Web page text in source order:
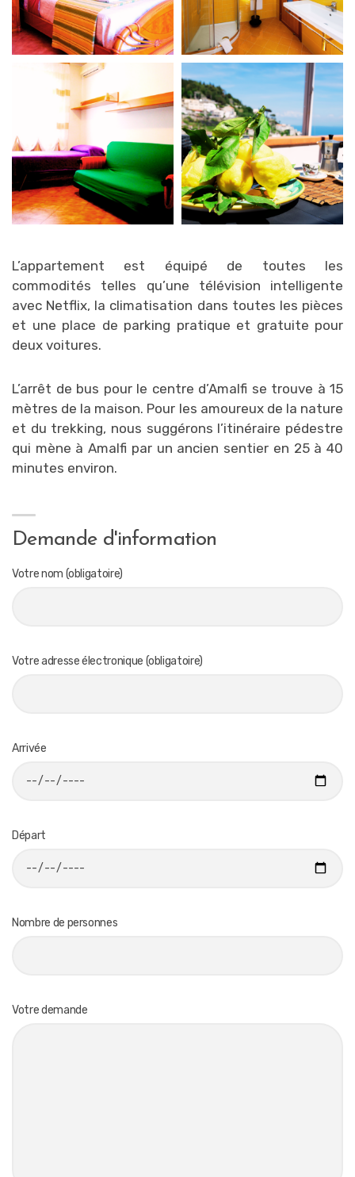
L’appartement est équipé de toutes les
commodités telles qu’une télévision intelligente
avec Netflix, la climatisation dans toutes les pièces
et une place de parking pratique et gratuite pour
deux voitures.
L’arrêt de bus pour le centre d’Amalfi se trouve à 15
mètres de la maison. Pour les amoureux de la nature
et du trekking, nous suggérons l’itinéraire pédestre
qui mène à Amalfi par un ancien sentier en 25 à 40
minutes environ.
Demande d'information
Votre nom (obligatoire)
Votre adresse électronique (obligatoire)
Arrivée
Départ
Nombre de personnes
Votre demande